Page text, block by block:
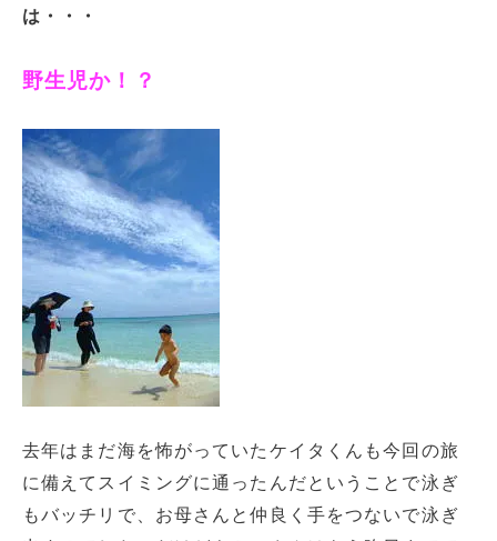
は・・・
野生児か！？
去年はまだ海を怖がっていたケイタくんも今回の旅
に備えてスイミングに通ったんだということで泳ぎ
もバッチリで、お母さんと仲良く手をつないで泳ぎ